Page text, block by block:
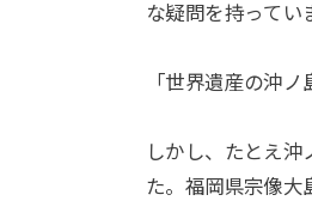
な疑問を持ってい
「世界遺産の沖
しかし、たとえ
た。福岡県宗像大